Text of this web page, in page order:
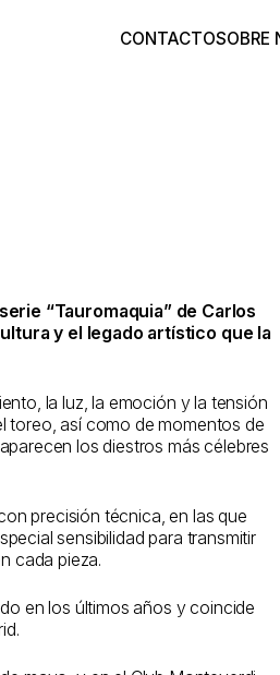
CONTACTOSOBRE
“Tauromaquia” de Carlos
y el legado artístico que la
la luz, la emoción y la tensión
toreo, así como de momentos de
los diestros más célebres
precisión técnica, en las que
sensibilidad para transmitir
cada pieza.
en los últimos años y coincide